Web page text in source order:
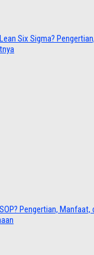
Six Sigma?
Pengertian, Manfaat,